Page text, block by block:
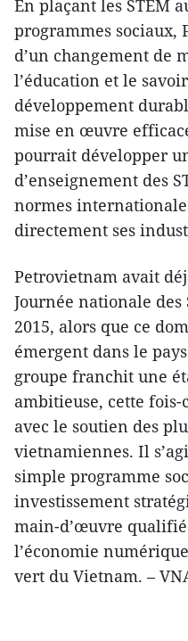
En plaçant les STEM
programmes sociaux,
d’un changement de
l’éducation et le
développement
mise en œuvre
pourrait développer
d’enseignement des
normes
directement ses
Petrovietnam avait
Journée nationale des
2015, alors que ce
émergent dans le
groupe franchit une
ambitieuse, cette
avec le soutien des
vietnamiennes. Il
simple programme
investissement
main-d’œuvre
l’économie
vert du Vietnam. –